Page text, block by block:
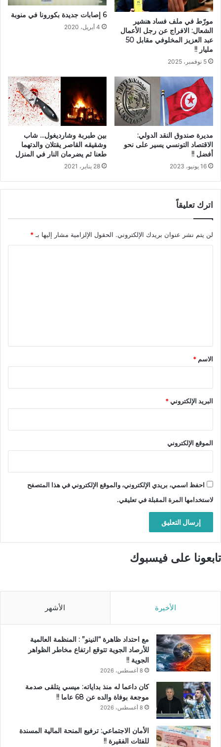
مورّط في ملف فساد هنشير
الشعال: الافراج عن رجل الأعمال
عبد العزيز المخلوفي مقابل 50
مليار !!
5 نوفمبر، 2025
6 إصابات جديدة بكورونا في منوبة
4 أبريل، 2020
مديرة صندوق النقد الدولي:
الاقتصاد التونسي يسير على نحو
أفضل !!
16 يونيو، 2023
بين طبربة وشارديغول… شاب
وشقيقه القاصر يقتلان والدتهما
طعنا ثم يضرمان النار في المنزل
28 يناير، 2021
اترك تعليقاً
لن يتم نشر عنوان بريدك الإلكتروني. الحقول الإلزامية مشار إليها بـ *
*
الاسم *
البريد الإلكتروني*
الموقع الإلكتروني
احفظ اسمي، بريدي الإلكتروني، والموقع الإلكتروني في هذا المتصفح
لاستخدامها المرة المقبلة في تعليقي.
تابعونا على فيسبوك
الأخيرة الأشهر
مع احتداد ظاهرة “النينو” : المنظمة العالمية
للأرصاد الجوية تتوقع ارتفاع مخاطر الظواهر
الجوية !!
8 أغسطس، 2026
كان داعما له منذ بداياته: ميسي يتلقى صدمة
موجعة بوفاة والده عن 68 عاما !!
8 أغسطس، 2026
الأمان الاجتماعي: ترفيع المنحة المالية المسندة
للفئات الفقيرة !!